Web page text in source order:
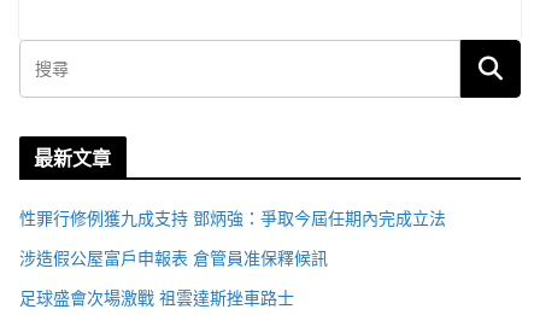
最新文章
性罪行修例獲九成支持 鄧炳強：爭取今屆任期內完成立法
涉造假公屋富戶申報表 倉管員准保釋候訊
足球盛會次場激戰 祖雲達斯挫車路士